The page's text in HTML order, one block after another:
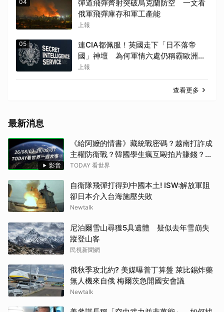
04
彈道飛彈齊射突破烏克蘭防空 一文看
俄軍飛彈庫存和軍工產能
上報
05
連CIA都佩服！英國走下「日不落帝
國」神壇 為何軍情六處仍稱霸歐洲間
諜界
上報
查看更多
最新消息
影音
《給阿嬤的情書》藏統戰密碼？越南打詐成
主權防衛戰？韓國學生瘋互毆拍片賺錢？諾
蘭大片誤踩爭議領土地雷？上萬北非移民偷
TODAY 看世界
自衛隊飛彈打得到中國本土! ISW:解放軍阻
卻日本介入台海施壓失敗
Newtalk
尼泊爾雪山尋獲5具遺體 疑似去年雪崩失
蹤登山客
民視新聞網
俄秋季攻北約? 美媒曝普丁算盤 萊比錫炸藥
無人機來自俄 梅爾茨急開國安會議
Newtalk